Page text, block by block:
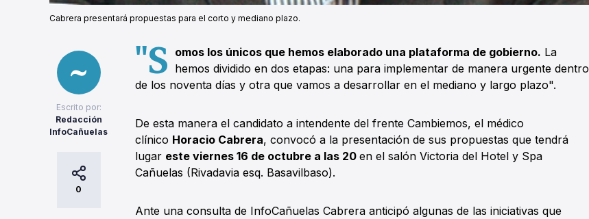
Cabrera presentará propuestas para el corto y mediano plazo.
Escrito por:
Redacción
InfoCañuelas
0
"S omos los únicos que hemos elaborado una plataforma de gobierno. La
hemos dividido en dos etapas: una para implementar de manera urgente dentro
de los noventa días y otra que vamos a desarrollar en el mediano y largo plazo".
De esta manera el candidato a intendente del frente Cambiemos, el médico
clínico Horacio Cabrera, convocó a la presentación de sus propuestas que tendrá
lugar este viernes 16 de octubre a las 20 en el salón Victoria del Hotel y Spa
Cañuelas (Rivadavia esq. Basavilbaso).
Ante una consulta de InfoCañuelas Cabrera anticipó algunas de las iniciativas que